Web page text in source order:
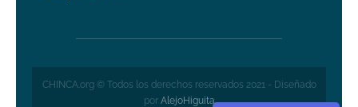
CHINCA.org © Todos los derechos reservados 2021 - Diseñado
por AlejoHiguita